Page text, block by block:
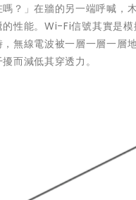
嗎？」在牆的另一端呼喊
性能。Wi-Fi信號其實是
無線電波被一層一層一層
而減低其穿透力。